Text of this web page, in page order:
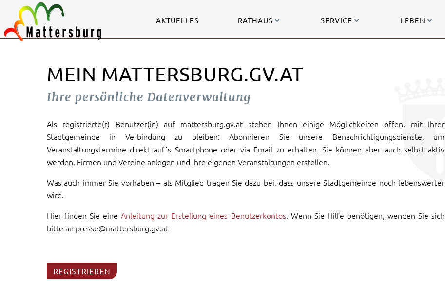
AKTUELLES RATHAUS SERVICE LEBEN
MEIN MATTERSBURG.GV.AT
Ihre persönliche Datenverwaltung
Als registrierte(r) Benutzer(in) auf mattersburg.gv.at stehen Ihnen einige Möglichkeiten offen, mit Ihrer
Stadtgemeinde in Verbindung zu bleiben: Abonnieren Sie unsere Benachrichtigungsdienste, um
Veranstaltungstermine direkt auf´s Smartphone oder via Email zu erhalten. Sie können aber auch selbst aktiv
werden, Firmen und Vereine anlegen und Ihre eigenen Veranstaltungen erstellen.
Was auch immer Sie vorhaben – als Mitglied tragen Sie dazu bei, dass unsere Stadtgemeinde noch lebenswerter
wird.
Hier finden Sie eineAnleitung zur Erstellung eines Benutzerkontos. Wenn Sie Hilfe benötigen, wenden Sie sich
bitte an presse@mattersburg.gv.at
REGISTRIEREN